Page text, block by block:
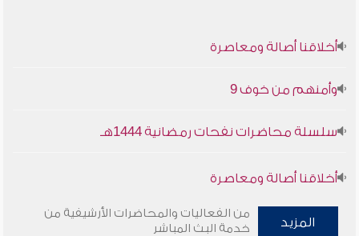
أخلاقنا أصالة ومعاصرة
وأمنهم من خوف 9
سلسلة محاضرات نفحات رمضانية 1444هـ
أخلاقنا أصالة ومعاصرة
وأمنهم من خوف 9
المزيد
من الفعاليات والمحاضرات الأرشيفية من
خدمة البث المباشر